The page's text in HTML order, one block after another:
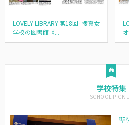
LOVELY LIBRARY 第18回·捜真女
学校の図書館《...
学校特集
聖